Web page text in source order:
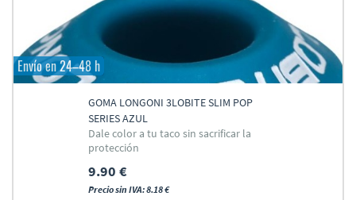
Envío en 24–48 h
GOMA LONGONI 3LOBITE SLIM POP
SERIES AZUL
Dale color a tu taco sin sacrificar la
protección
9.90 €
Precio sin IVA: 8.18 €